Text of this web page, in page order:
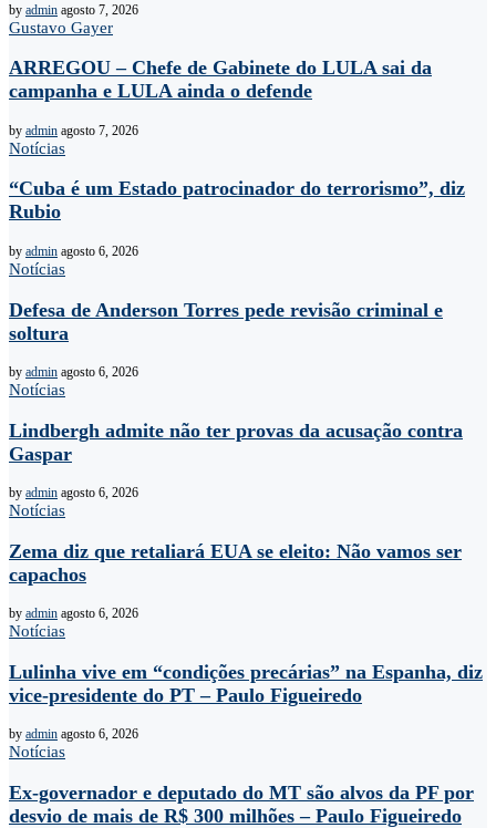
by admin agosto 7, 2026
Gustavo Gayer
ARREGOU – Chefe de Gabinete do LULA sai da
campanha e LULA ainda o defende
by admin agosto 7, 2026
Notícias
“Cuba é um Estado patrocinador do terrorismo”, diz
Rubio
by admin agosto 6, 2026
Notícias
Defesa de Anderson Torres pede revisão criminal e
soltura
by admin agosto 6, 2026
Notícias
Lindbergh admite não ter provas da acusação contra
Gaspar
by admin agosto 6, 2026
Notícias
Zema diz que retaliará EUA se eleito: Não vamos ser
capachos
by admin agosto 6, 2026
Notícias
Lulinha vive em “condições precárias” na Espanha, diz
vice-presidente do PT – Paulo Figueiredo
by admin agosto 6, 2026
Notícias
Ex-governador e deputado do MT são alvos da PF por
desvio de mais de R$ 300 milhões – Paulo Figueiredo